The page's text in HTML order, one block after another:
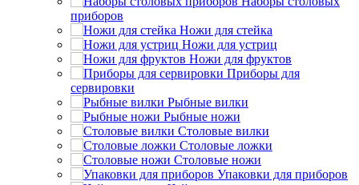
приборов
Ножи для стейка
Ножи для устриц
Ножи для фруктов
Приборы для
сервировки
Рыбные вилки
Рыбные ножи
Столовые вилки
Столовые ложки
Столовые ножи
Упаковки для приборов